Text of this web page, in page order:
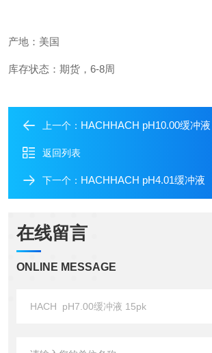
产地：美国
库存状态：期货，6-8周
上一个： HACHHACH pH10.00缓冲
返回列表
下一个： HACHHACH pH4.01缓冲液
在线留言
ONLINE MESSAGE